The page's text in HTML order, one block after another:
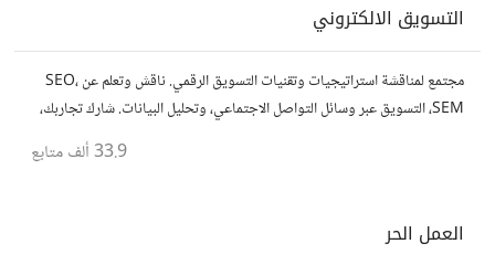
التسويق الالكتروني
مجتمع لمناقشة استراتيجيات وتقنيات التسويق الرقمي. ناقش وتعلم عن SEO،
SEM، التسويق عبر وسائل التواصل الاجتماعي، وتحليل البيانات. شارك تجاربك،
33.9 ألف متابع
العمل الحر